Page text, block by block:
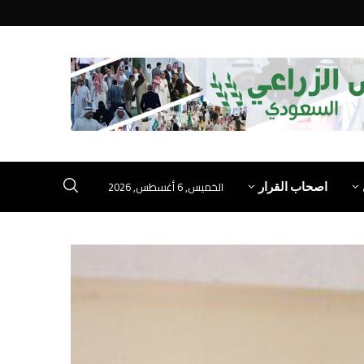
اصحاب القرار الخميس, 6 أغسطس, 2026